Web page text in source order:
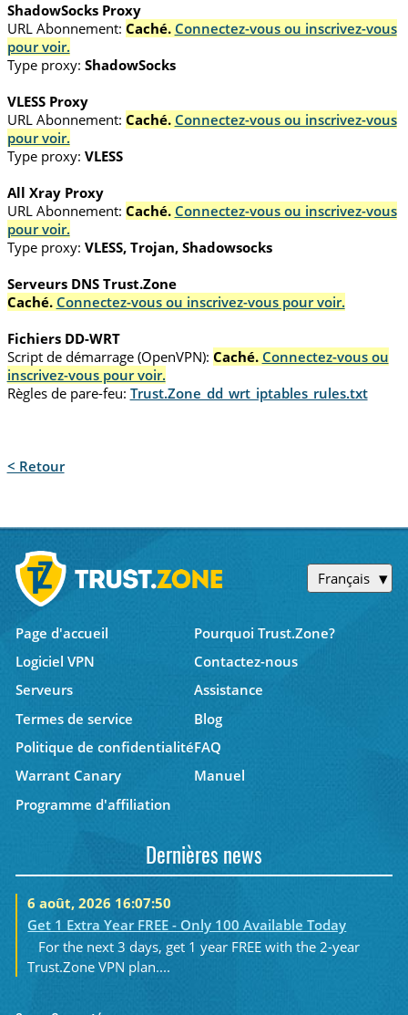
ShadowSocks Proxy
URL Abonnement: Caché. Connectez-vous ou inscrivez-vous
pour voir.
Type proxy: ShadowSocks
VLESS Proxy
URL Abonnement: Caché. Connectez-vous ou inscrivez-vous
pour voir.
Type proxy: VLESS
All Xray Proxy
URL Abonnement: Caché. Connectez-vous ou inscrivez-vous
pour voir.
Type proxy: VLESS, Trojan, Shadowsocks
Serveurs DNS Trust.Zone
Caché. Connectez-vous ou inscrivez-vous pour voir.
Fichiers DD-WRT
Script de démarrage (OpenVPN): Caché. Connectez-vous ou
inscrivez-vous pour voir.
Règles de pare-feu: Trust.Zone_dd_wrt_iptables_rules.txt
< Retour
Français
Page d'accueil
Pourquoi Trust.Zone?
Logiciel VPN
Contactez-nous
Serveurs
Assistance
Termes de service
Blog
Politique de confidentialitéFAQ
Warrant Canary
Manuel
Programme d'affiliation
Dernières news
6 août, 2026 16:07:50
Get 1 Extra Year FREE - Only 100 Available Today
For the next 3 days, get 1 year FREE with the 2-year
Trust.Zone VPN plan....